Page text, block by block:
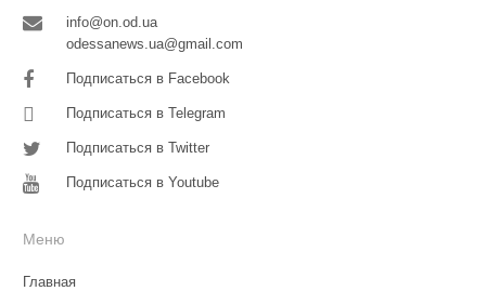
info@on.od.ua
odessanews.ua@gmail.com
Подписаться в Facebook
Подписаться в Telegram
Подписаться в Twitter
Подписаться в Youtube
Меню
Главная